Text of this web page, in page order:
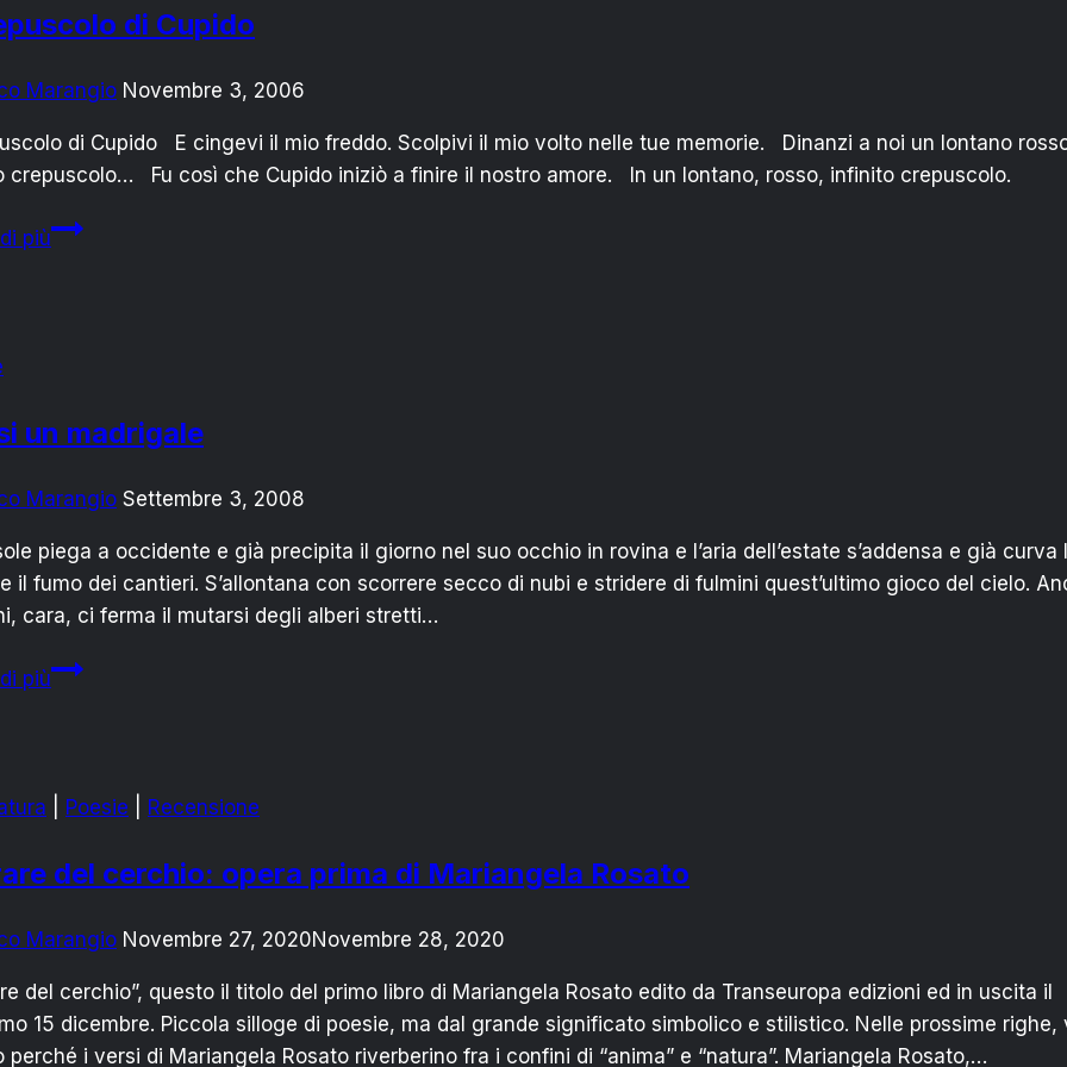
di Cupido
Marangio Novembre 3, 2006
di Cupido E cingevi il mio freddo. Scolpivi il mio volto nelle tue memorie. Dinanzi a noi un lontano
crepuscolo… Fu così che Cupido iniziò a finire il nostro amore. In un lontano, rosso, infinito crepuscolo.
piùIl
un madrigale
Marangio Settembre 3, 2008
piega a occidente e già precipita il giorno nel suo occhio in rovina e l’aria dell’estate s’addensa e già curva
il fumo dei cantieri. S’allontana con scorrere secco di nubi e stridere di fulmini quest’ultimo gioco del cielo.
cara, ci ferma il mutarsi degli alberi stretti…
piùQuasi
Poesie Recensione
del cerchio: opera prima di Mariangela Rosato
Marangio Novembre 27, 2020Novembre 28, 2020
del cerchio”, questo il titolo del primo libro di Mariangela Rosato edito da Transeuropa edizioni ed in uscita il
15 dicembre. Piccola silloge di poesie, ma dal grande significato simbolico e stilistico. Nelle prossime righe,
perché i versi di Mariangela Rosato riverberino fra i confini di “anima” e “natura”. Mariangela Rosato,…